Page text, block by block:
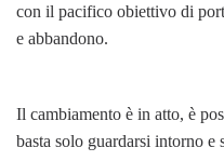
con il pacifico obiettivo di
e abbandono.
Il cambiamento è in atto, è
basta solo guardarsi intorno e